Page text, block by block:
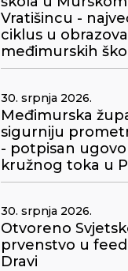
Vratišincu -
ciklus u
međimurskih
30. srpnja 2026.
Međimurska
sigurniju
- potpisan
kružnog toka u
30. srpnja 2026.
Otvoreno
prvenstvo u
Dravi